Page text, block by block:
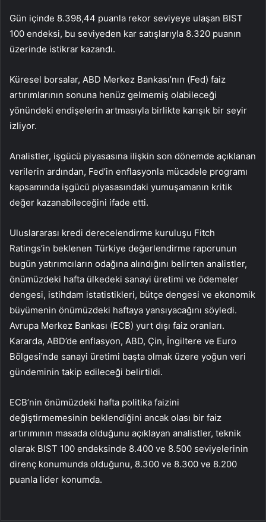
Gün içinde 8.398,44 puanla rekor seviyeye ulaşan BIST
100 endeksi, bu seviyeden kar satışlarıyla 8.320 puanın
üzerinde istikrar kazandı.
Küresel borsalar, ABD Merkez Bankası’nın (Fed) faiz
artırımlarının sonuna henüz gelmemiş olabileceği
yönündeki endişelerin artmasıyla birlikte karışık bir seyir
izliyor.
Analistler, işgücü piyasasına ilişkin son dönemde açıklanan
verilerin ardından, Fed’in enflasyonla mücadele programı
kapsamında işgücü piyasasındaki yumuşamanın kritik
değer kazanabileceğini ifade etti.
Uluslararası kredi derecelendirme kuruluşu Fitch
Ratings’in beklenen Türkiye değerlendirme raporunun
bugün yatırımcıların odağına alındığını belirten analistler,
önümüzdeki hafta ülkedeki sanayi üretimi ve ödemeler
dengesi, istihdam istatistikleri, bütçe dengesi ve ekonomik
büyümenin önümüzdeki haftaya yansıyacağını söyledi.
Avrupa Merkez Bankası (ECB) yurt dışı faiz oranları.
Kararda, ABD’de enflasyon, ABD, Çin, İngiltere ve Euro
Bölgesi’nde sanayi üretimi başta olmak üzere yoğun veri
gündeminin takip edileceği belirtildi.
ECB’nin önümüzdeki hafta politika faizini
değiştirmemesinin beklendiğini ancak olası bir faiz
artırımının masada olduğunu açıklayan analistler, teknik
olarak BIST 100 endeksinde 8.400 ve 8.500 seviyelerinin
direnç konumunda olduğunu, 8.300 ve 8.300 ve 8.200
puanla lider konumda.